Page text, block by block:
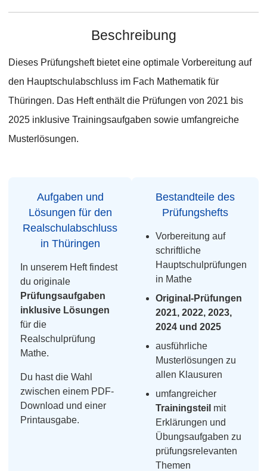
Beschreibung
Dieses Prüfungsheft bietet eine optimale Vorbereitung auf
den Hauptschulabschluss im Fach Mathematik für
Thüringen. Das Heft enthält die Prüfungen von 2021 bis
2025 inklusive Trainingsaufgaben sowie umfangreiche
Musterlösungen.
Aufgaben und
Lösungen für den
Realschulabschluss
in Thüringen
In unserem Heft findest
du originale
Prüfungsaufgaben
inklusive Lösungen
für die
Realschulprüfung
Mathe.
Du hast die Wahl
zwischen einem PDF-
Download und einer
Printausgabe.
Bestandteile des
Prüfungshefts
Vorbereitung auf
schriftliche
Hauptschulprüfungen
in Mathe
Original-Prüfungen
2021, 2022, 2023,
2024 und 2025
ausführliche
Musterlösungen zu
allen Klausuren
umfangreicher
Trainingsteil mit
Erklärungen und
Übungsaufgaben zu
prüfungsrelevanten
Themen